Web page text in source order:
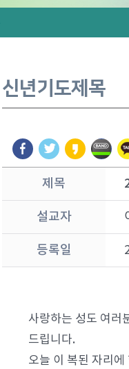
신년기도제목
제목
설교자
등록일
사랑하는 성도 여러
드립니다.
오늘 이 복된 자리